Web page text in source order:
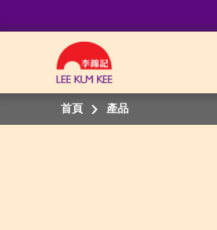
首頁 產品